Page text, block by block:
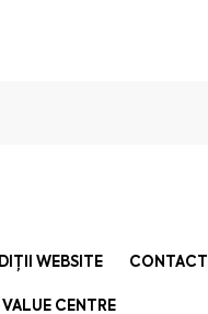
WEBSITE CONTACT
CENTRE